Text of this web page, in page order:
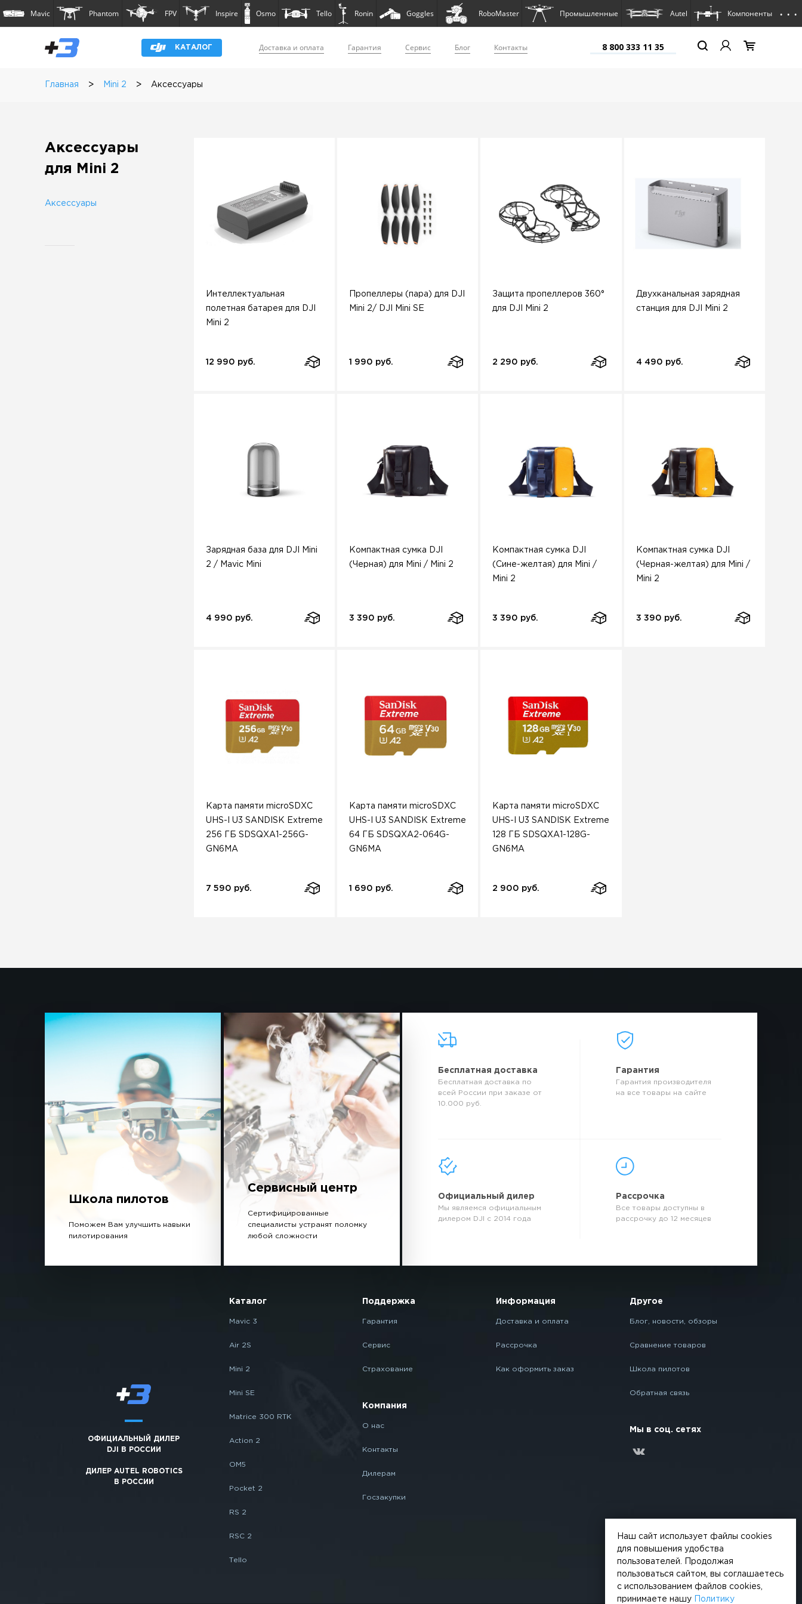
Mavic Phantom FPV Inspire Osmo Tello Ronin Goggles RoboMaster Промышленные Autel Компоненты . . .
КАТАЛОГ Доставка и оплата Гарантия Сервис Блог Контакты 8 800 333 11 35
Главная > Mini 2 > Аксессуары
Аксессуары
для Mini 2
Аксессуары
Интеллектуальная
полетная батарея для DJI
Mini 2
12 990 руб.
Пропеллеры (пара) для DJI
Mini 2/ DJI Mini SE
1 990 руб.
Защита пропеллеров 360°
для DJI Mini 2
2 290 руб.
Двухканальная зарядная
станция для DJI Mini 2
4 490 руб.
Зарядная база для DJI Mini
2 / Mavic Mini
4 990 руб.
Компактная сумка DJI
(Черная) для Mini / Mini 2
3 390 руб.
Компактная сумка DJI
(Сине-желтая) для Mini /
Mini 2
3 390 руб.
Компактная сумка DJI
(Черная-желтая) для Mini /
Mini 2
3 390 руб.
Карта памяти microSDXC
UHS-I U3 SANDISK Extreme
256 ГБ SDSQXA1-256G-
GN6MA
7 590 руб.
Карта памяти microSDXC
UHS-I U3 SANDISK Extreme
64 ГБ SDSQXA2-064G-
GN6MA
1 690 руб.
Карта памяти microSDXC
UHS-I U3 SANDISK Extreme
128 ГБ SDSQXA1-128G-
GN6MA
2 900 руб.
Школа пилотов
Поможем Вам улучшить навыки
пилотирования
Сервисный центр
Сертифицированные
специалисты устранят поломку
любой сложности
Бесплатная доставка
Бесплатная доставка по
всей России при заказе от
10.000 руб.
Гарантия
Гарантия производителя
на все товары на сайте
Официальный дилер
Мы являемся официальным
дилером DJI с 2014 года
Рассрочка
Все товары доступны в
рассрочку до 12 месяцев
ОФИЦИАЛЬНЫЙ ДИЛЕР
DJI В РОССИИ
ДИЛЕР AUTEL ROBOTICS
В РОССИИ
Каталог
Mavic 3
Air 2S
Mini 2
Mini SE
Matrice 300 RTK
Action 2
OM5
Pocket 2
RS 2
RSC 2
Tello
Поддержка
Гарантия
Сервис
Страхование
Компания
О нас
Контакты
Дилерам
Госзакупки
Информация
Доставка и оплата
Рассрочка
Как оформить заказ
Другое
Блог, новости, обзоры
Сравнение товаров
Школа пилотов
Обратная связь
Мы в соц. сетях
Наш сайт использует файлы cookies
для повышения удобства
пользователей. Продолжая
пользоваться сайтом, вы соглашаетесь
с использованием файлов cookies,
принимаете нашу
Политику